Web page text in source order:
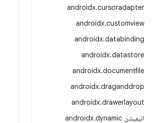
androidx.cursoradapter
androidx.customview
androidx.databinding
androidx.datastore
androidx.documentfile
androidx.draganddrop
androidx.drawerlayout
انیمیشن androidx
.dynamic